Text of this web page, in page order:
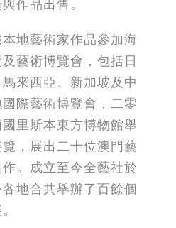
作品出售。
地藝術家作品參加海
藝術博覽會，包括日
來西亞、新加坡及中
際藝術博覽會，二零
里斯本東方博物館舉
，展出二十位澳門藝
。成立至今全藝社於
地合共舉辦了百餘個